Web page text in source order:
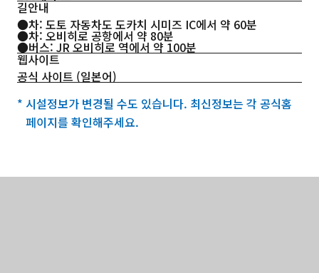
길안내
●차: 도토 자동차도 도카치 시미즈 IC에서 약 60분
●차: 오비히로 공항에서 약 80분
●버스: JR 오비히로 역에서 약 100분
웹사이트
공식 사이트 (일본어)
* 시설정보가 변경될 수도 있습니다. 최신정보는 각 공식홈
페이지를 확인해주세요.